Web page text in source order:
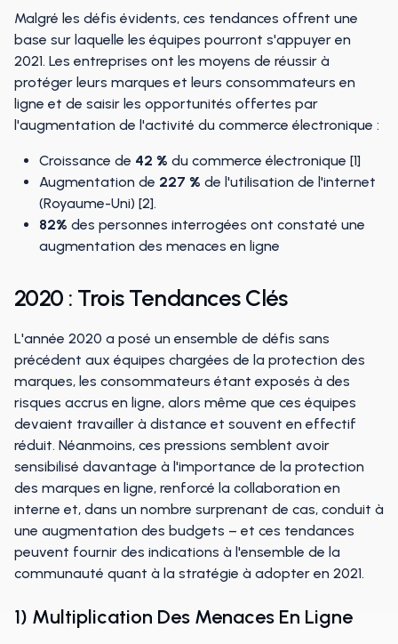
Malgré les défis évidents, ces tendances offrent une
base sur laquelle les équipes pourront s'appuyer en
2021. Les entreprises ont les moyens de réussir à
protéger leurs marques et leurs consommateurs en
ligne et de saisir les opportunités offertes par
l'augmentation de l'activité du commerce électronique :
Croissance de 42 % du commerce électronique [1]
Augmentation de 227 % de l'utilisation de l'internet
(Royaume-Uni) [2].
82% des personnes interrogées ont constaté une
augmentation des menaces en ligne
2020 : Trois Tendances Clés
L'année 2020 a posé un ensemble de défis sans
précédent aux équipes chargées de la protection des
marques, les consommateurs étant exposés à des
risques accrus en ligne, alors même que ces équipes
devaient travailler à distance et souvent en effectif
réduit. Néanmoins, ces pressions semblent avoir
sensibilisé davantage à l'importance de la protection
des marques en ligne, renforcé la collaboration en
interne et, dans un nombre surprenant de cas, conduit à
une augmentation des budgets – et ces tendances
peuvent fournir des indications à l'ensemble de la
communauté quant à la stratégie à adopter en 2021.
1) Multiplication Des Menaces En Ligne